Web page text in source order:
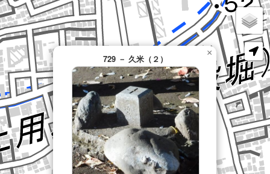
729 － 久米（２）
×